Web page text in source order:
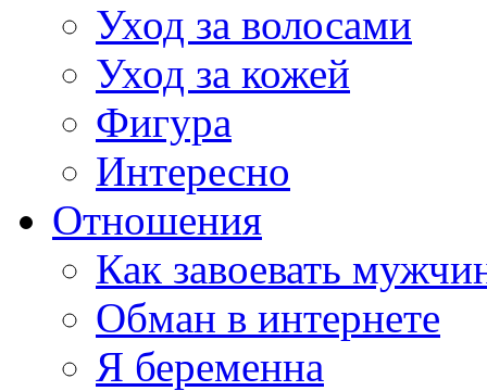
Уход за волосами
Уход за кожей
Фигура
Интересно
Отношения
Как завоевать
Обман в интернете
Я беременна